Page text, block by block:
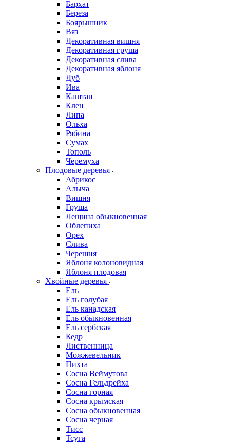
Бархат
Береза
Боярышник
Вяз
Декоративная вишня
Декоративная груша
Декоративная слива
Декоративная яблоня
Дуб
Ива
Каштан
Клен
Липа
Ольха
Рябина
Сумах
Тополь
Черемуха
Плодовые деревья
Абрикос
Алыча
Вишня
Груша
Лещина обыкновенная
Облепиха
Орех
Слива
Черешня
Яблоня колоновидная
Яблоня плодовая
Хвойные деревья
Ель
Ель голубая
Ель канадская
Ель обыкновенная
Ель сербская
Кедр
Лиственница
Можжевельник
Пихта
Сосна Веймутова
Сосна Гельдрейха
Сосна горная
Сосна крымская
Сосна обыкновенная
Сосна черная
Тисс
Тсуга